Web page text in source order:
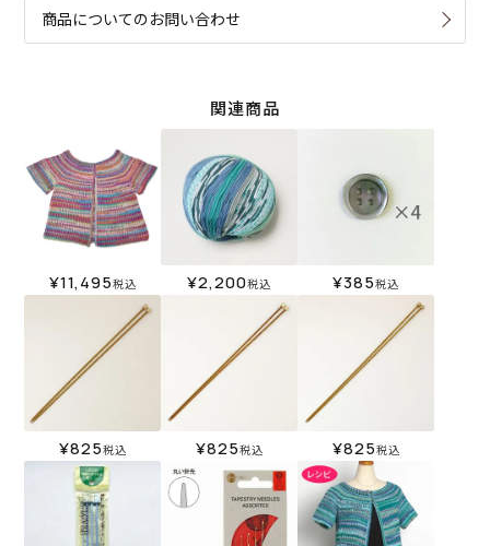
商品についてのお問い合わせ
関連商品
¥11,495税込 ¥2,200税込 ¥385税込
¥825税込 ¥825税込 ¥825税込